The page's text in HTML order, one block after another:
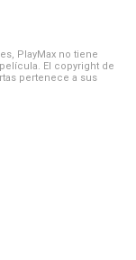
PlayMax no tiene
El copyright de
pertenece a sus